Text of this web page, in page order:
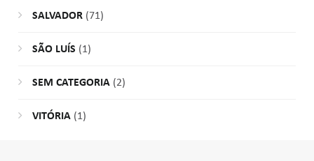
SALVADOR(71)
SÃO LUÍS (1)
SEM CATEGORIA(2)
VITÓRIA(1)